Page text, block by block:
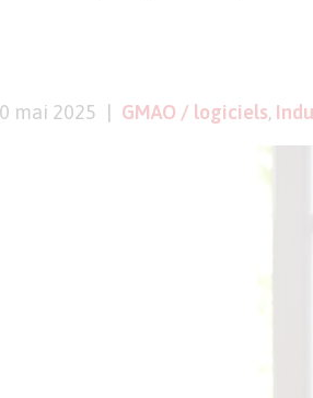
mai 2025 GMAO / logiciels,